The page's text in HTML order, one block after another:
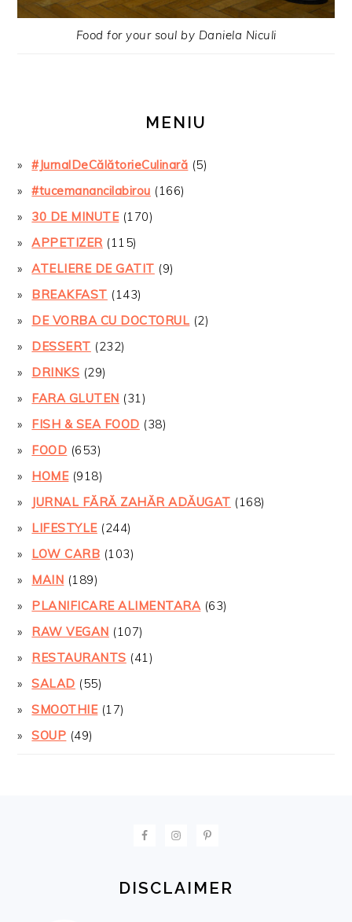
Food for your soul by Daniela Niculi
MENIU
#JurnalDeCălătorieCulinară (5)
#tucemanancilabirou (166)
30 DE MINUTE(170)
APPETIZER(115)
ATELIERE DE GATIT (9)
BREAKFAST (143)
DE VORBA CU DOCTORUL (2)
DESSERT (232)
DRINKS (29)
FARA GLUTEN (31)
FISH & SEA FOOD (38)
FOOD (653)
HOME(918)
JURNAL FĂRĂ ZAHĂR ADĂUGAT (168)
LIFESTYLE(244)
LOW CARB (103)
MAIN (189)
PLANIFICARE ALIMENTARA(63)
RAW VEGAN (107)
RESTAURANTS (41)
SALAD (55)
SMOOTHIE(17)
SOUP (49)
DISCLAIMER